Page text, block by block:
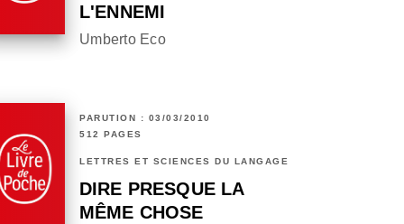
L'ENNEMI
Umberto Eco
PARUTION : 03/03/2010
512 PAGES
LETTRES ET SCIENCES DU LANGAGE
DIRE PRESQUE LA
MÊME CHOSE